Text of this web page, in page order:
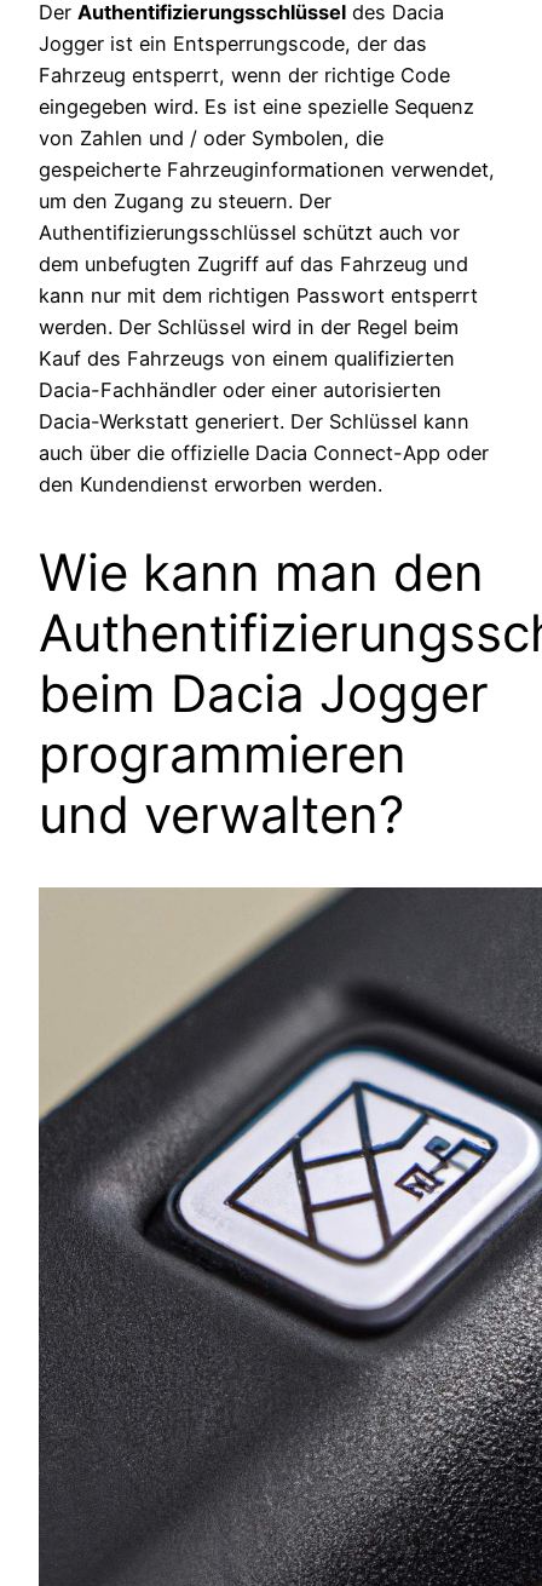
Der Authentifizierungsschlüssel des Dacia
Jogger ist ein Entsperrungscode, der das
Fahrzeug entsperrt, wenn der richtige Code
eingegeben wird. Es ist eine spezielle Sequenz
von Zahlen und / oder Symbolen, die
gespeicherte Fahrzeuginformationen verwendet,
um den Zugang zu steuern. Der
Authentifizierungsschlüssel schützt auch vor
dem unbefugten Zugriff auf das Fahrzeug und
kann nur mit dem richtigen Passwort entsperrt
werden. Der Schlüssel wird in der Regel beim
Kauf des Fahrzeugs von einem qualifizierten
Dacia-Fachhändler oder einer autorisierten
Dacia-Werkstatt generiert. Der Schlüssel kann
auch über die offizielle Dacia Connect-App oder
den Kundendienst erworben werden.
Wie kann man den
beim Dacia Jogger
programmieren
und verwalten?